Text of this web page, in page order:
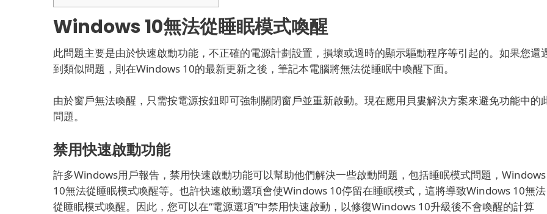
Windows 10無法從睡眠模式喚醒
此問題主要是由於快速啟動功能，不正確的電源計劃設置，損壞或過時的顯示驅動程序等引起的。如果您還
到類似問題，則在Windows 10的最新更新之後，筆記本電腦將無法從睡眠中喚醒下面。
由於窗戶無法喚醒，只需按電源按鈕即可強制關閉窗戶並重新啟動。 現在應用貝婁解決方案來避免功能中的
問題。
禁用快速啟動功能
許多Windows用戶報告，禁用快速啟動功能可以幫助他們解決一些啟動問題，包括睡眠模式問題，Windows
10無法從睡眠模式喚醒等。也許快速啟動選項會使Windows 10停留在睡眠模式，這將導致Windows 10無法
從睡眠模式喚醒。 因此，您可以在“電源選項”中禁用快速啟動，以修復Windows 10升級後不會喚醒的計算